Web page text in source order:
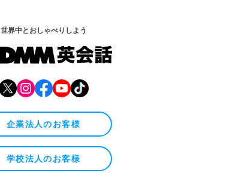
世界中とおしゃべりしよう
企業法人のお客様
学校法人のお客様